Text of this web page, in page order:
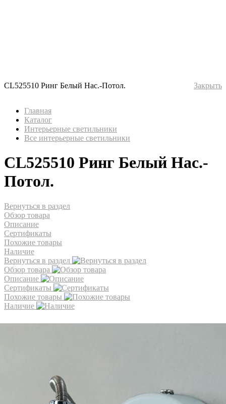
CL525510 Ринг Белый Нас.-Потол. Закрыть
Главная
Каталог
Интерьерные светильники
Все интерьерные светильники
CL525510 Ринг Белый Нас.-
Потол.
Вернуться в раздел
Обзор товара
Описание
Сертификаты
Похожие товары
Наличие
Вернуться в раздел
Обзор товара
Описание
Сертификаты
Похожие товары
Наличие